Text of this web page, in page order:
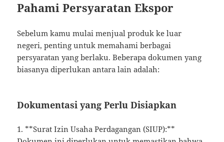
Pahami Persyaratan Ekspor
Sebelum kamu mulai menjual produk ke luar
negeri, penting untuk memahami berbagai
persyaratan yang berlaku. Beberapa dokumen yang
biasanya diperlukan antara lain adalah:
Dokumentasi yang Perlu Disiapkan
1. **Surat Izin Usaha Perdagangan (SIUP):**